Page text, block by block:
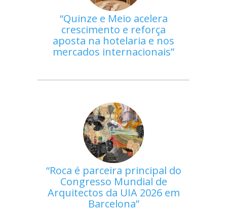
Quinze e Meio acelera
crescimento e reforça
aposta na hotelaria e nos
mercados internacionais
Roca é parceira principal do
Congresso Mundial de
Arquitectos da UIA 2026 em
Barcelona